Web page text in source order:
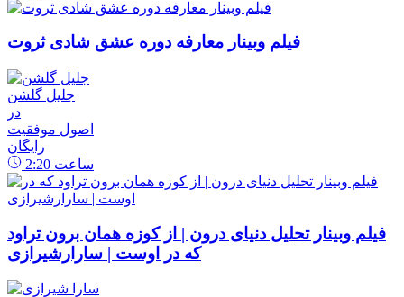
فیلم وبینار معارفه دوره عشق شادی ثروت
جلیل گلشن
در
اصول موفقیت
رایگان
2:20 ساعت
فیلم وبینار تحلیل دنیای درون | از کوزه همان برون تراود
که در اوست | سارارشیرازی